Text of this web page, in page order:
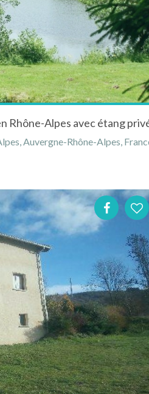
Rhône-Alpes avec étang
Auvergne-Rhône-Alpes,